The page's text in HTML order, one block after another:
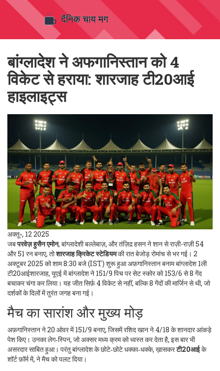
बांग्लादेश ने अफगानिस्तान को 4
विकेट से हराया: शारजाह टी20आई
हाइलाइट्स
अक्तू॰, 12 2025
जबपरवेज़ हुसैन एमोन, बांग्लादेशी बल्लेबाज़, औरतंज़िद़ हसनने शान से राज़ी-राज़ी 54
और 51 रन बनाए, तोशारजाह क्रिकेट स्टेडियमकी रात बेजोड़ रोमांच से भर गई। 2
अक्टूबर 2025 को शाम 8:30 बजे (IST) शुरू हुआअफ़गानिस्तान बनाम बांग्लादेश 1ली
टी20आईशारजाह, यूएईमें बांग्लादेश ने 151/9 पिच पर सेट स्कोर को 153/6 से 8 गेंद
बचाकर चंगा कर लिया। यह जीत सिर्फ़ 4 विकेट से नहीं, बल्कि 8 गेंदों की मार्जिन से थी, जो
दर्शकों के दिलों में तुरंत जगह बना गई।
मैच का सारांश और मुख्य मोड़
अफ़गानिस्तान ने 20 ओवर में 151/9 बनाए, जिसमेंरशिद खानने 4/18 के शानदार आंकड़े
पेश किए। उनका लेग‑स्पिन, जो अक्सर मध्य क्रम को ध्वस्त कर देता है, इस बार भी
असरदार साबित हुआ। परंतु बांग्लादेश के छोटे‑छोटे धक्का‑धक्के, ख़ासकरटी20आईके
शॉर्ट फ़ॉर्म में, ने मैच को पलट दिया।